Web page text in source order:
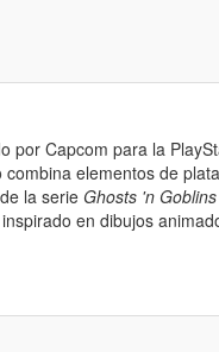
por Capcom para la
elementos de
la serie Ghosts 'n Goblins
en dibujos